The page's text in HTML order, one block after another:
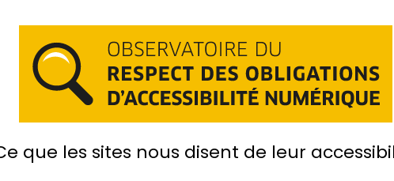
que les sites nous disent de leur